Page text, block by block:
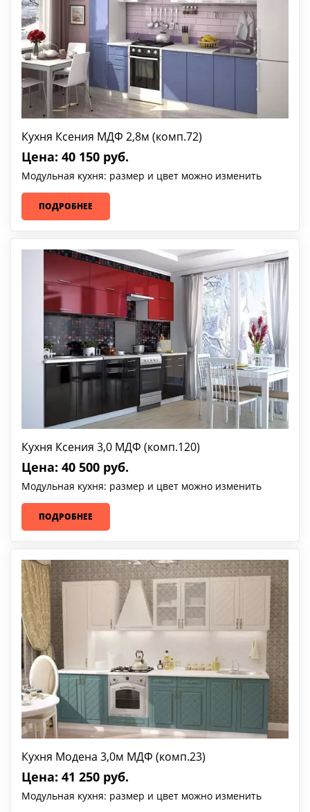
Кухня Ксения МДФ 2,8м (комп.72)
Цена: 40 150 руб.
Модульная кухня: размер и цвет можно изменить
ПОДРОБНЕЕ
Кухня Ксения 3,0 МДФ (комп.120)
Цена: 40 500 руб.
Модульная кухня: размер и цвет можно изменить
ПОДРОБНЕЕ
Кухня Модена 3,0м МДФ (комп.23)
Цена: 41 250 руб.
Модульная кухня: размер и цвет можно изменить